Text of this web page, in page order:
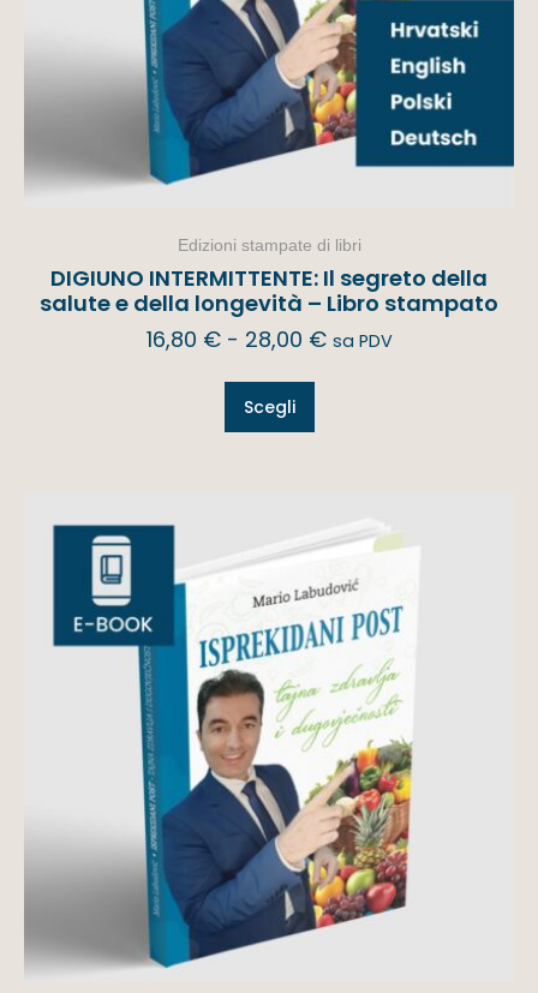
Edizioni stampate di libri
DIGIUNO INTERMITTENTE: Il segreto della
salute e della longevità – Libro stampato
16,80 € - 28,00 € sa PDV
Scegli